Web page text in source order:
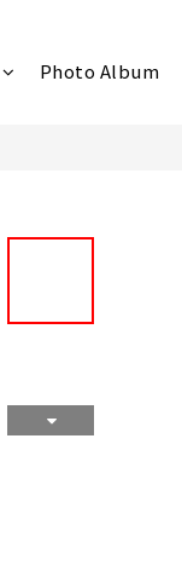
Photo Album